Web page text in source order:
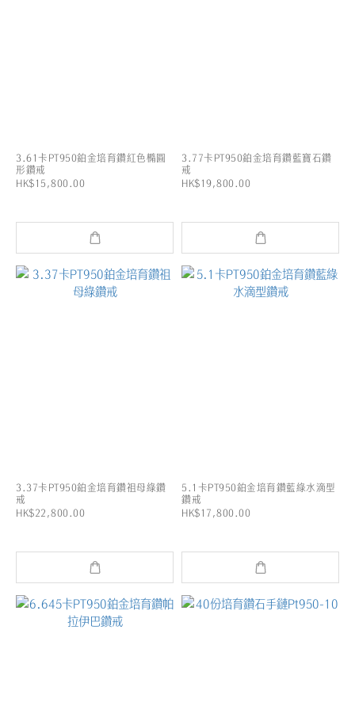
3.61卡PT950鉑金培育鑽紅色橢圓
形鑽戒
HK$15,800.00
3.77卡PT950鉑金培育鑽藍寶石鑽
戒
HK$19,800.00
3.37卡PT950鉑金培育鑽祖母綠鑽
戒
HK$22,800.00
5.1卡PT950鉑金培育鑽藍綠水滴型
鑽戒
HK$17,800.00